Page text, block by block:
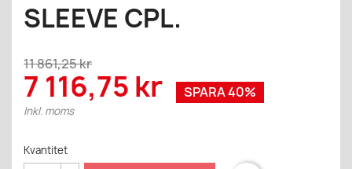
SLEEVE CPL.
11 861,25 kr
7 116,75 kr SPARA 40%
Inkl. moms
Kvantitet